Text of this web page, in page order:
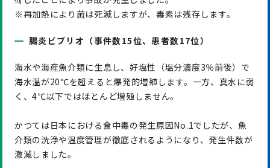
※再加熱により菌は死滅しますが、毒素は残存します。
腸炎ビブリオ（事件数15位、患者数17位）
海水や海産魚介類に生息し、好塩性（塩分濃度3％前後）で
海水温が20℃を超えると爆発的増殖します。一方、真水に弱
く、4℃以下ではほとんど増殖しません。
かつては日本における食中毒の発生原因No.1でしたが、魚
介類の洗浄や温度管理が徹底されるようになり、発生件数が
激減しました。